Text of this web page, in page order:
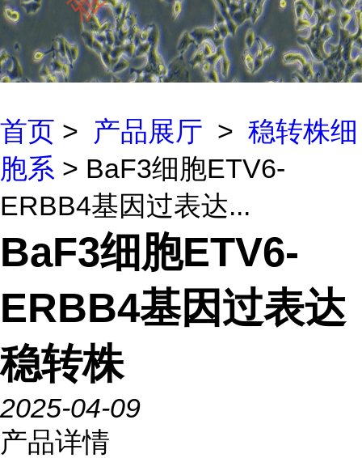
首页 > 产品展厅 > 稳转株细
胞系 > BaF3细胞ETV6-
ERBB4基因过表达...
BaF3细胞ETV6-
ERBB4基因过表达
稳转株
2025-04-09
产品详情